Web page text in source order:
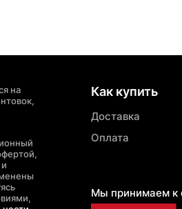
на
Как купить
Доставка
Оплата
Мы принимаем к